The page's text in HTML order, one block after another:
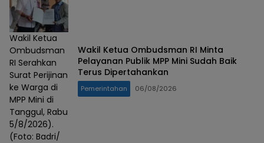
Wakil Ketua
Ombudsman
RI Serahkan
Surat Perijinan
ke Warga di
MPP Mini di
Tanggul, Rabu
5/8/2026).
(Foto: Badri/
Wakil Ketua Ombudsman RI Minta
Pelayanan Publik MPP Mini Sudah Baik
Terus Dipertahankan
Pemerintahan 06/08/2026